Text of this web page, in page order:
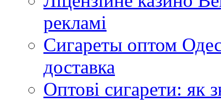
рекламі
Сигареты оптом
доставка
Оптові сигарети: як